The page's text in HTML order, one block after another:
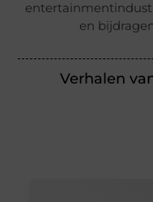
en
Verhalen